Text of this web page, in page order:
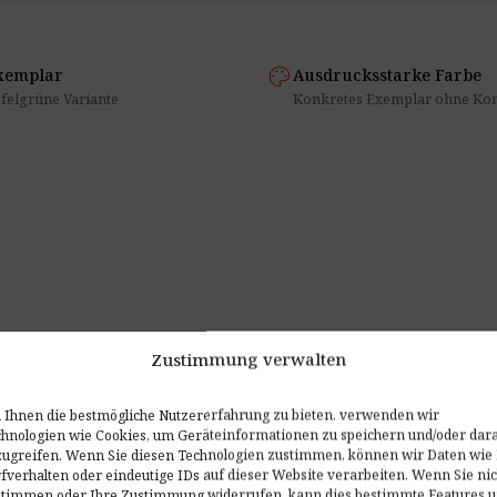
Zustimmung verwalten
Ihnen die bestmögliche Nutzererfahrung zu bieten, verwenden wir
wie Cookies, um Geräteinformationen zu speichern und/oder
Wenn Sie diesen Technologien zustimmen, können wir Daten
oder eindeutige IDs auf dieser Website verarbeiten. Wenn Sie
Variante
palette Ausdrucksstarke Farbe
Konkretes Exemplar ohne